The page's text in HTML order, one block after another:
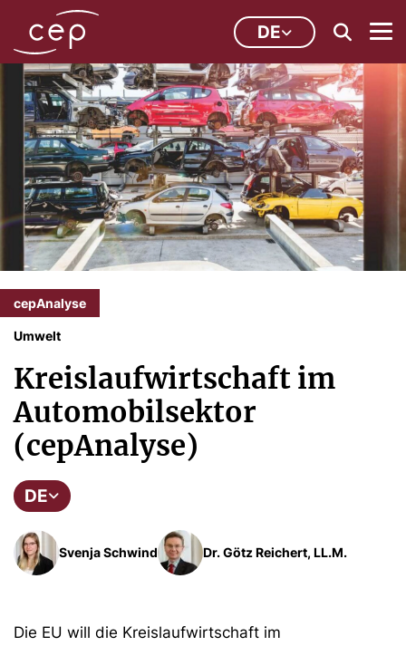
DE
cepAnalyse
Umwelt
Kreislaufwirtschaft im
Automobilsektor
(cepAnalyse)
DE
Svenja Schwind Dr. Götz Reichert, LL.M.
Die EU will die Kreislaufwirtschaft im